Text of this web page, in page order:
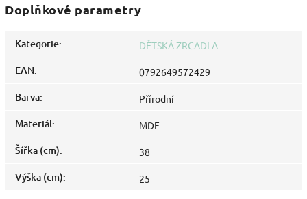
Doplňkové parametry
Kategorie: DĚTSKÁ ZRCADLA
EAN: 0792649572429
Barva: Přírodní
Materiál: MDF
Šířka (cm): 38
Výška (cm): 25